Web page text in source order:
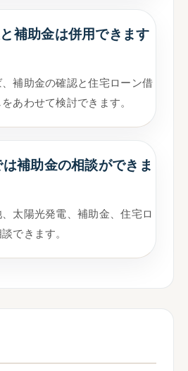
補助金は併用できます
補助金の確認と住宅ローン借
あわせて検討できます。
補助金の相談ができま
太陽光発電、補助金、住宅ロ
できます。